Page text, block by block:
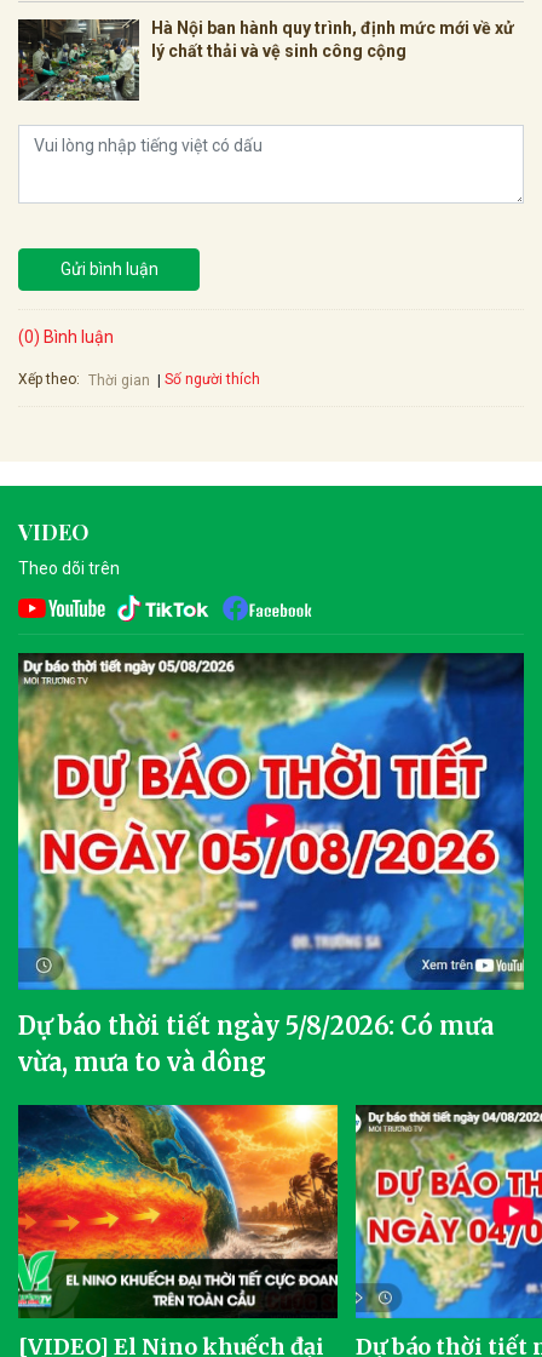
Hà Nội ban hành quy trình, định mức mới về xử
lý chất thải và vệ sinh công cộng
Gửi bình luận
(0) Bình luận
Xếp theo: Thời gian Số người thích
VIDEO
Theo dõi trên
Dự báo thời tiết ngày 5/8/2026: Có mưa
vừa, mưa to và dông
[VIDEO] El Nino khuếch đại Dự báo thời tiết